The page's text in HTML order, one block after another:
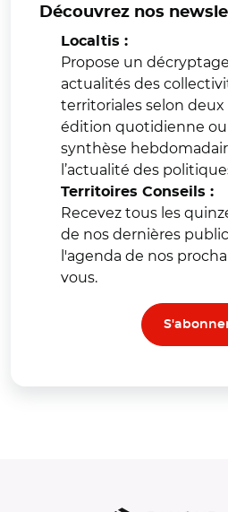
Découvrez nos
Localtis :
Propose un
actualités des
territoriales selon deux
édition quotidienne
synthèse
l’actualité des
Territoires Conseils :
Recevez tous les
de nos dernières
l'agenda de nos
vous.